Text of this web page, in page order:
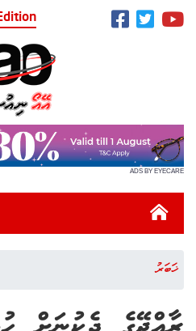
ADS BY EYECARE
ޚަބަރު